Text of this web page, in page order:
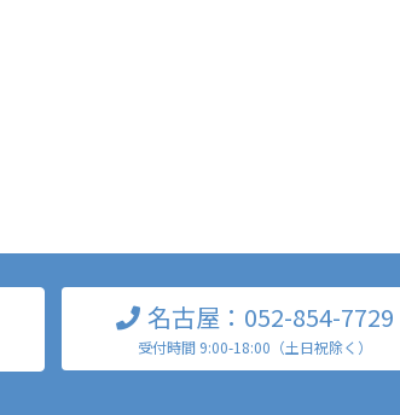
名古屋：052-854-7729
受付時間 9:00-18:00（土日祝除く）